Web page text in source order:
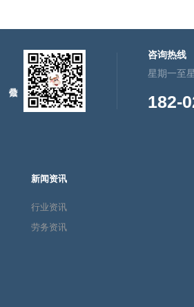
咨询热线
星期一至
182-
新闻资讯
行业资讯
劳务资讯